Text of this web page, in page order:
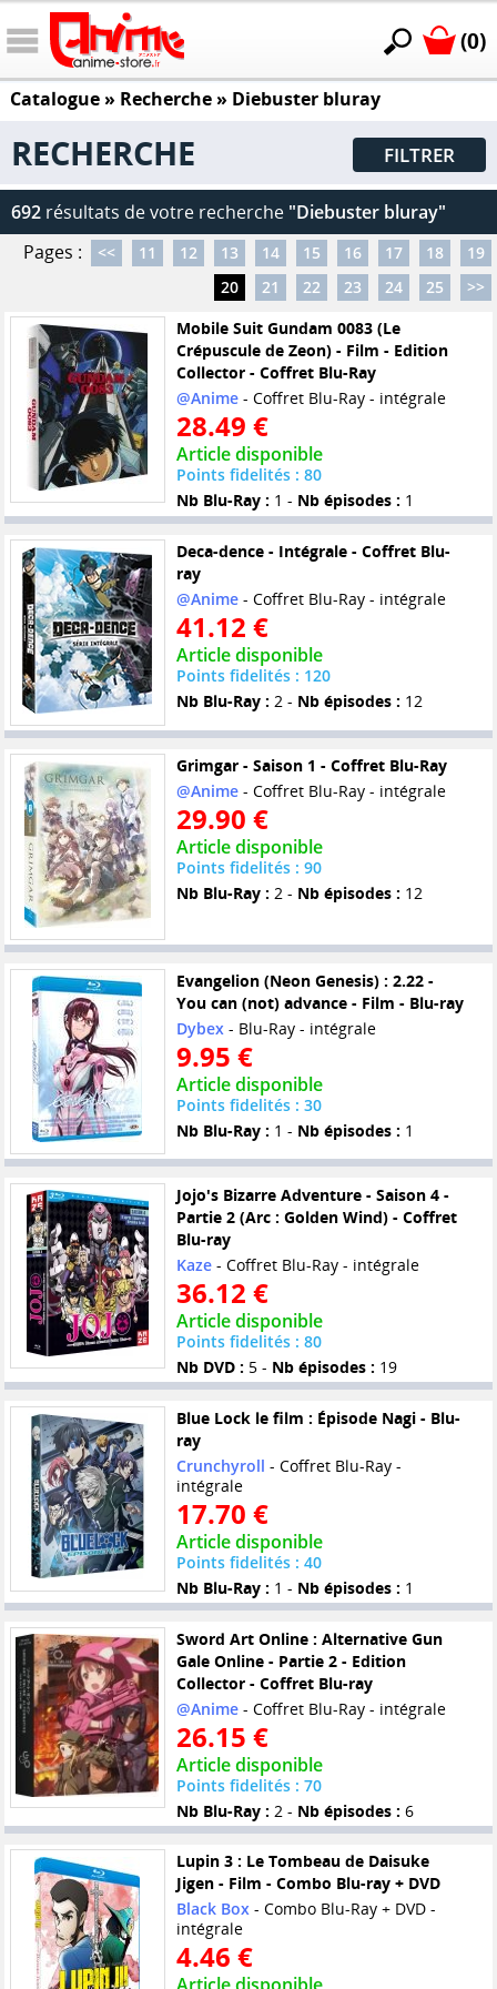
(0)
Catalogue» Recherche » Diebuster bluray
RECHERCHE FILTRER
692 résultats de votre recherche "Diebuster bluray"
Pages :
<< 11 12 13 14 15 16 17 18
19
20
21 22 23 24 25
>>
Mobile Suit Gundam 0083 (Le
Crépuscule de Zeon) - Film - Edition
Collector - Coffret Blu-Ray
@Anime- Coffret Blu-Ray - intégrale
28.49 €
Article disponible
Points fidelités : 80
Nb Blu-Ray : 1 - Nb épisodes : 1
Deca-dence - Intégrale - Coffret Blu-
ray
@Anime- Coffret Blu-Ray - intégrale
41.12 €
Article disponible
Points fidelités : 120
Nb Blu-Ray : 2 - Nb épisodes : 12
Grimgar - Saison 1 - Coffret Blu-Ray
@Anime- Coffret Blu-Ray - intégrale
29.90 €
Article disponible
Points fidelités : 90
Nb Blu-Ray : 2 - Nb épisodes : 12
Evangelion (Neon Genesis) : 2.22 -
You can (not) advance - Film - Blu-ray
Dybex - Blu-Ray - intégrale
9.95 €
Article disponible
Points fidelités : 30
Nb Blu-Ray : 1 - Nb épisodes : 1
Jojo's Bizarre Adventure - Saison 4 -
Partie 2 (Arc : Golden Wind) - Coffret
Blu-ray
Kaze- Coffret Blu-Ray - intégrale
36.12 €
Article disponible
Points fidelités : 80
Nb DVD : 5 - Nb épisodes : 19
Blue Lock le film : Épisode Nagi - Blu-
ray
Crunchyroll - Coffret Blu-Ray -
intégrale
17.70 €
Article disponible
Points fidelités : 40
Nb Blu-Ray : 1 - Nb épisodes : 1
Sword Art Online : Alternative Gun
Gale Online - Partie 2 - Edition
Collector - Coffret Blu-ray
@Anime- Coffret Blu-Ray - intégrale
26.15 €
Article disponible
Points fidelités : 70
Nb Blu-Ray : 2 - Nb épisodes : 6
Lupin 3 : Le Tombeau de Daisuke
Jigen - Film - Combo Blu-ray + DVD
Black Box- Combo Blu-Ray + DVD -
intégrale
4.46 €